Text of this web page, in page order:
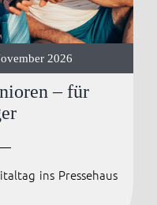
Anmelden /
2026
– für
ins Pressehaus